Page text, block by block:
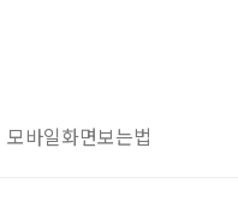
모바일화면보는법